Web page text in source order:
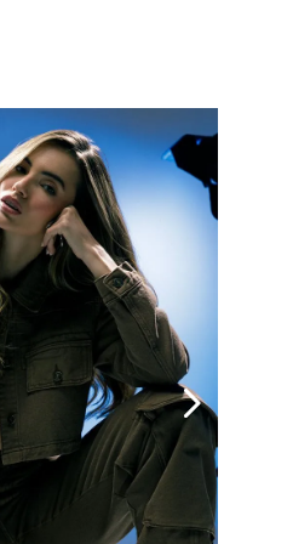
en la dirección